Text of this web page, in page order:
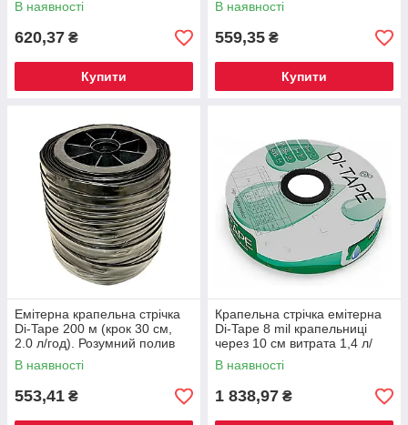
В наявності
620,37 ₴
Купити
В наявності
559,35 ₴
Купити
Емітерна крапельна стрічка
Di-Tape 200 м (крок 30 см,
2.0 л/год). Розумний полив
без засмічень (Туреччина)
В наявності
553,41 ₴
Крапельна стрічка емітерна
Di-Tape 8 mil крапельниці
через 10 см витрата 1,4 л/
год, довжина 500 м, в
упаковці - 1 шт.
В наявності
1 838,97 ₴